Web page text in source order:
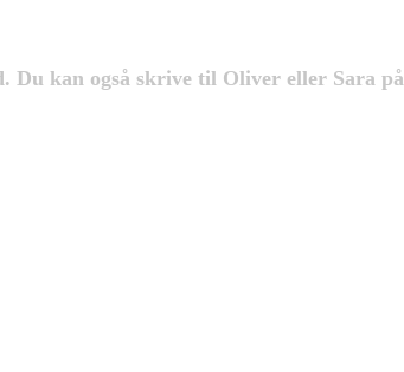
Du kan også skrive til Oliver eller Sara på